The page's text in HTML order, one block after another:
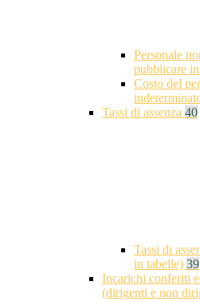
Personale
pubblicare
Costo del
Tassi di assenza 40
Tassi di
in tabelle) 39
Incarichi conferiti
(dirigenti e non